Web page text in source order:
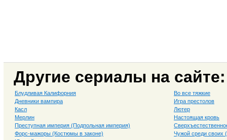
Другие сериалы на сайте:
Блудливая Калифорния
Во все тяжкие
Дневники вампира
Игра престолов
Касл
Лютер
Мерлин
Настоящая кровь
Преступная империя (Подпольная империя)
Форс-мажоры (Костюмы в законе)
Чужой среди своих